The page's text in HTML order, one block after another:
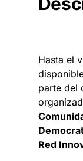
Hasta el
parte del
Red